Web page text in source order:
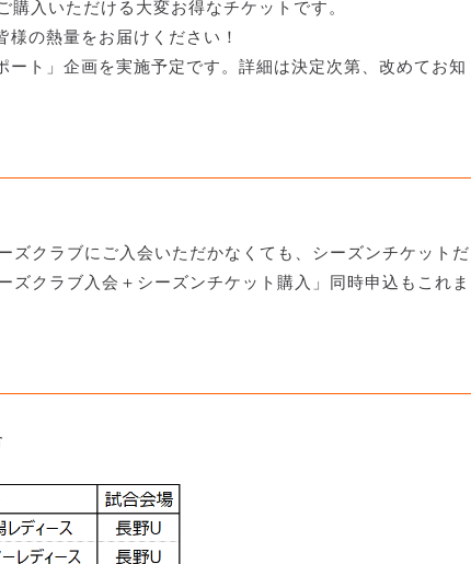
入いただける大変お得なチケットです。
の熱量をお届けください！
ト」企画を実施予定です。詳細は決定次第、改めてお知
クラブにご入会いただかなくても、シーズンチケットだ
クラブ入会＋シーズンチケット購入」同時申込もこれま